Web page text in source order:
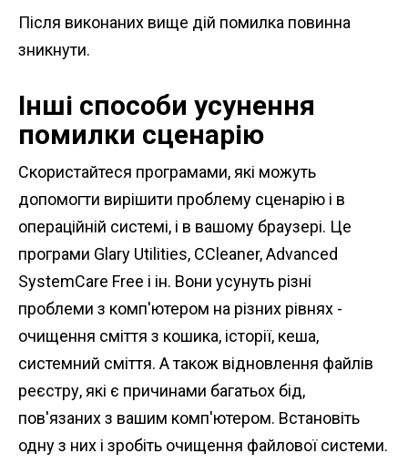
Після виконаних вище дій помилка повинна
зникнути.
Інші способи усунення
помилки сценарію
Скористайтеся програмами, які можуть
допомогти вирішити проблему сценарію і в
операційній системі, і в вашому браузері. Це
програми Glary Utilities, CCleaner, Advanced
SystemCare Free і ін. Вони усунуть різні
проблеми з комп'ютером на різних рівнях -
очищення сміття з кошика, історії, кеша,
системний сміття. А також відновлення файлів
реєстру, які є причинами багатьох бід,
пов'язаних з вашим комп'ютером. Встановіть
одну з них і зробіть очищення файлової системи.